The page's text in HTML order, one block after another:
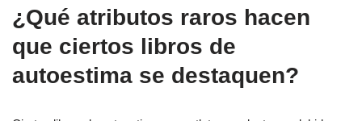
¿Qué atributos raros hacen
que ciertos libros de
autoestima se destaquen?